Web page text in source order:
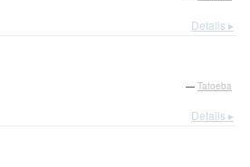
Details ▸
— Tatoeba
Details ▸